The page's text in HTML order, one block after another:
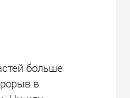
больше
в